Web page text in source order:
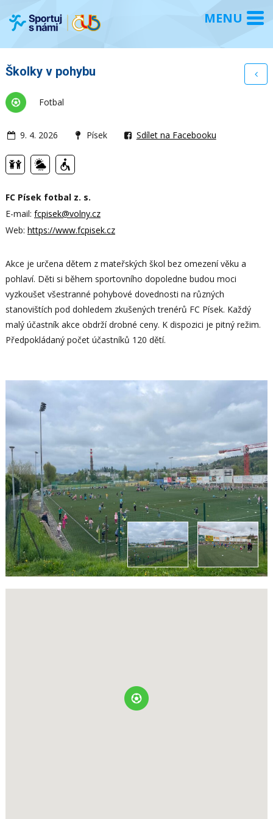
Školky v pohybu
Fotbal
9. 4. 2026 Písek Sdílet na Facebooku
FC Písek fotbal z. s.
E-mail: fcpisek@volny.cz
Web: https://www.fcpisek.cz
Akce je určena dětem z mateřských škol bez omezení věku a
pohlaví. Děti si během sportovního dopoledne budou moci
vyzkoušet všestranné pohybové dovednosti na různých
stanovištích pod dohledem zkušených trenérů FC Písek. Každý
malý účastník akce obdrží drobné ceny. K dispozici je pitný režim.
Předpokládaný počet účastníků 120 dětí.